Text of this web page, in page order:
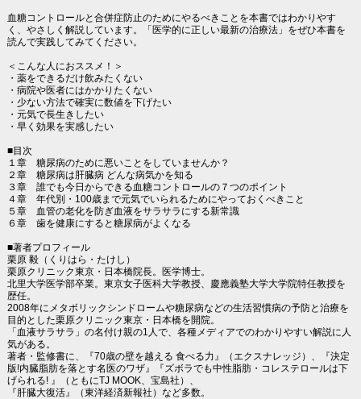
血糖コントロールと合併症防止のためにやるべきことを本書ではわかりやす
く、やさしく解説しています。「医学的に正しい最新の治療法」をぜひ本書を
読んで実践してみてください。
＜こんな人におススメ！＞
・薬をできるだけ飲みたくない
・病院や医者にはかかりたくない
・少ない方法で確実に数値を下げたい
・元気で長生きしたい
・早く効果を実感したい
■目次
１章 糖尿病のために悪いことをしていませんか？
２章 糖尿病は肝臓病 どんな病気かを知る
３章 誰でも今日からできる血糖コントロールの７つのポイント
４章 年代別・100歳まで元気でいられるためにやっておくべきこと
５章 血管の老化を防ぎ血液をサラサラにする新常識
６章 歯を健康にすると糖尿病がよくなる
■著者プロフィール
栗原 毅（くりはら・たけし）
栗原クリニック東京・日本橋院長。医学博士。
北里大学医学部卒業。東京女子医科大学教授、慶應義塾大学大学院特任教授を
歴任。
2008年にメタボリックシンドロームや糖尿病などの生活習慣病の予防と治療を
目的とした栗原クリニック東京・日本橋を開院。
「血液サラサラ」の名付け親の1人で、各種メディアでのわかりやすい解説に人
気がある。
著者・監修書に、『70歳の壁を越える 食べる力』（エクスナレッジ）、『決定
版!内臓脂肪を落とす名医のワザ』『ズボラでも中性脂肪・コレステロールは下
げられる! 』（ともにTJ MOOK、宝島社）、
『肝臓大復活』（東洋経済新報社）など多数。